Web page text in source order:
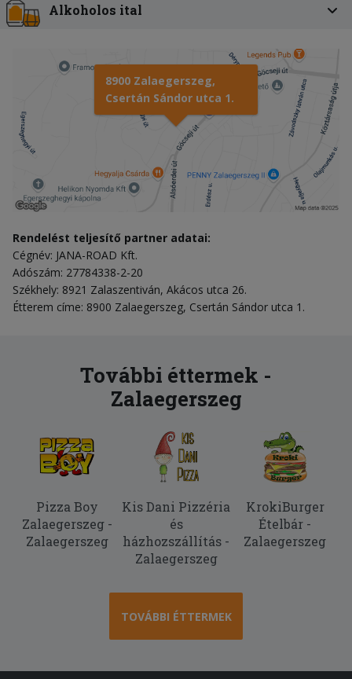
Alkoholos ital
8900 Zalaegerszeg,
Csertán Sándor utca 1.
Rendelést teljesítő partner adatai:
Cégnév: JANA-ROAD Kft.
Adószám: 27784338-2-20
Székhely: 8921 Zalaszentiván, Akácos utca 26.
Étterem címe: 8900 Zalaegerszeg, Csertán Sándor utca 1.
További éttermek -
Zalaegerszeg
Pizza Boy
Zalaegerszeg -
Zalaegerszeg
Kis Dani Pizzéria
és
házhozszállítás -
Zalaegerszeg
KrokiBurger
Ételbár -
Zalaegerszeg
TOVÁBBI ÉTTERMEK